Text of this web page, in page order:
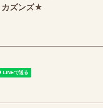
ズンズ★